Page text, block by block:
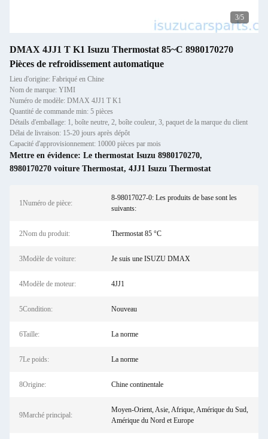
3/5
DMAX 4JJ1 T K1 Isuzu Thermostat 85~C 8980170270
Pièces de refroidissement automatique
Lieu d'origine: Fabriqué en Chine
Nom de marque: YIMI
Numéro de modèle: DMAX 4JJ1 T K1
Quantité de commande min: 5 pièces
Détails d'emballage: 1, boîte neutre, 2, boîte couleur, 3, paquet de la marque du client
Délai de livraison: 15-20 jours après dépôt
Capacité d'approvisionnement: 10000 pièces par mois
Mettre en évidence: Le thermostat Isuzu 8980170270,
8980170270 voiture Thermostat, 4JJ1 Isuzu Thermostat
1Numéro de pièce:
8-98017027-0: Les produits de base sont les
suivants:
2Nom du produit: Thermostat 85 °C
3Modèle de voiture: Je suis une ISUZU DMAX
4Modèle de moteur: 4JJ1
5Condition: Nouveau
6Taille: La norme
7Le poids: La norme
8Origine: Chine continentale
9Marché principal:
Moyen-Orient, Asie, Afrique, Amérique du Sud,
Amérique du Nord et Europe